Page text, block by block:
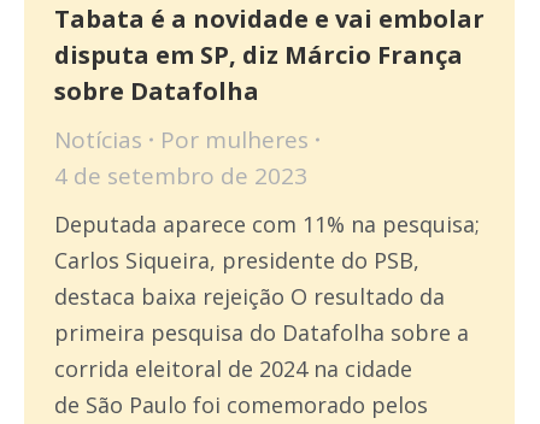
Tabata é a novidade e vai embolar
disputa em SP, diz Márcio França
sobre Datafolha
Notícias Por mulheres
4 de setembro de 2023
Deputada aparece com 11% na pesquisa;
Carlos Siqueira, presidente do PSB,
destaca baixa rejeição O resultado da
primeira pesquisa do Datafolha sobre a
corrida eleitoral de 2024 na cidade
de São Paulo foi comemorado pelos